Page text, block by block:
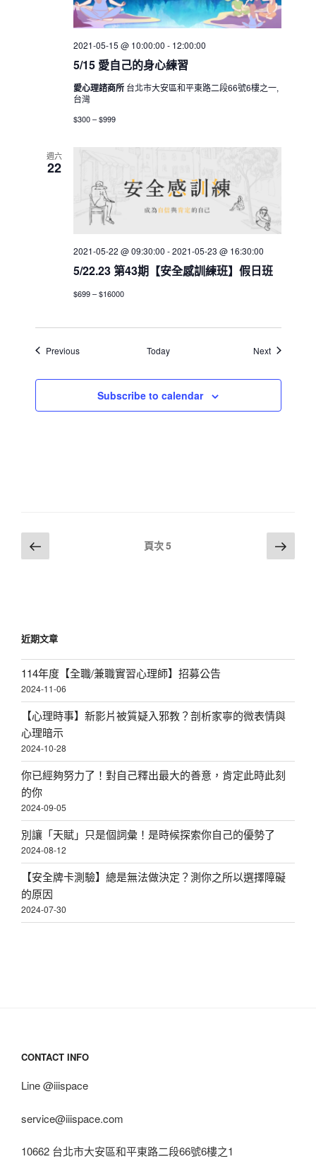
5/15 愛自己的身心練習
2021-05-15 @ 10:00:00 - 12:00:00
愛心理諮商所 台北市大安區和平東路二段66號6樓之一,
台灣
$300 – $999
週六
22
5/22.23 第43期【安全感訓練班】假日班
2021-05-22 @ 09:30:00 -2021-05-23 @ 16:30:00
$699 – $16000
PreviousEvents Today NextEvents
Subscribe to calendar
文
章
上
一
頁次5 下
一
近期文章
114年度【全職/兼職實習心理師】招募公告
2024-11-06
【心理時事】新影片被質疑入邪教？剖析家寧的微表情與
心理暗示
2024-10-28
你已經夠努力了！對自己釋出最大的善意，肯定此時此刻
的你
2024-09-05
別讓「天賦」只是個詞彙！是時候探索你自己的優勢了
2024-08-12
【安全牌卡測驗】總是無法做決定？測你之所以選擇障礙
的原因
2024-07-30
CONTACT INFO
Line @iiispace
service@iiispace.com
10662 台北市大安區和平東路二段66號6樓之1